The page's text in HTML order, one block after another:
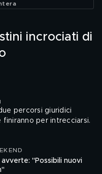
incrociati di
percorsi giuridici
per intrecciarsi.
"Possibili nuovi